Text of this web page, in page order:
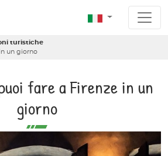
turistiche
un giorno
fare a Firenze in un
giorno